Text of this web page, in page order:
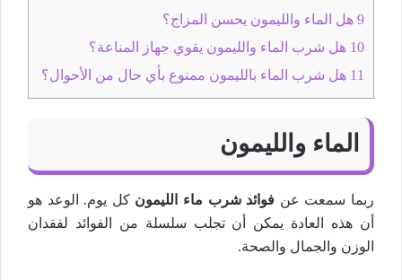
9 هل الماء والليمون يحسن المزاج؟
10 هل شرب الماء والليمون يقوي جهاز المناعة؟
11 هل شرب الماء بالليمون ممنوع بأي حال من الأحوال؟
الماء والليمون
ربما سمعت عن فوائد شرب ماء الليمون كل يوم. الوعد هو
أن هذه العادة يمكن أن تجلب سلسلة من الفوائد لفقدان
الوزن والجمال والصحة.